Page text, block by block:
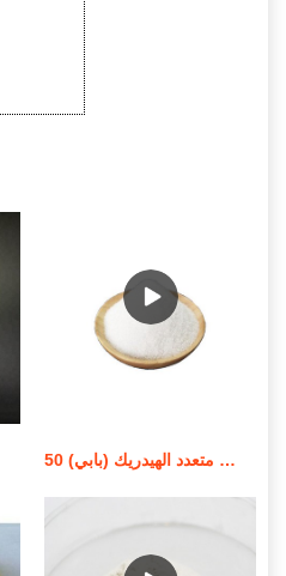
معالجة المياه استر كحول فوسفات متعدد الهيدريك (بابي) 50%